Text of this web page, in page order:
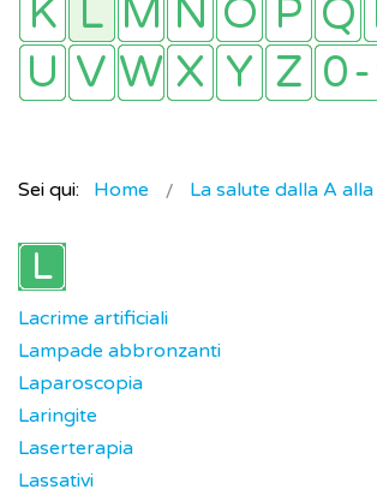
Sei qui: Home La salute dalla A alla
Lacrime artificiali
Lampade abbronzanti
Laparoscopia
Laringite
Laserterapia
Lassativi